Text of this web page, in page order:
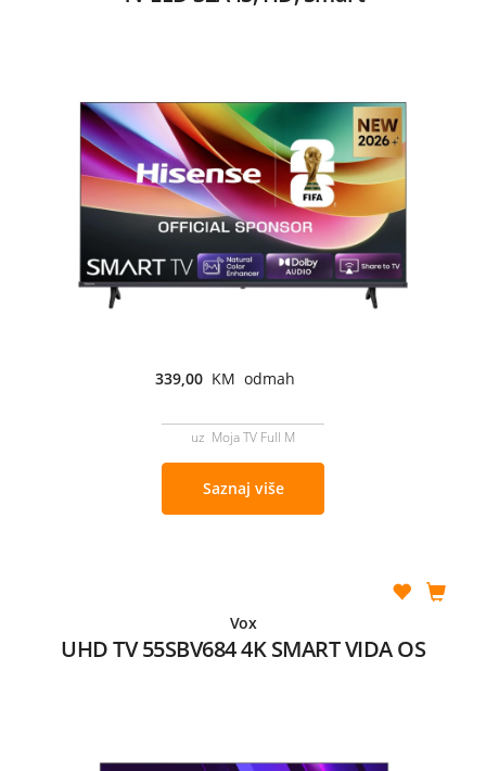
339,00 KM odmah
uz Moja TV Full M
Saznaj više
Vox
UHD TV 55SBV684 4K SMART VIDA OS